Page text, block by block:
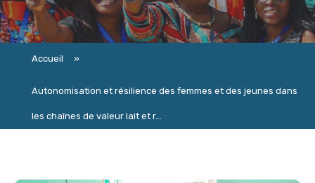
Accueil »
Autonomisation et résilience des femmes et des jeunes dans
les chaînes de valeur lait et r...